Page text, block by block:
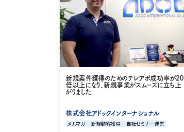
新規案件獲得のためのテレアポ成功率が20
倍以上になり、新規事業がスムーズに立ち上
がりました
株式会社アドックインターナショナル
メルマガ 新規顧客獲得 自社セミナー運営